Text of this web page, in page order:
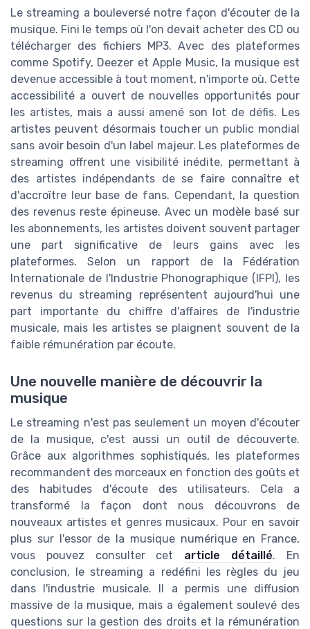
Le streaming a bouleversé notre façon d'écouter de la
musique. Fini le temps où l'on devait acheter des CD ou
télécharger des fichiers MP3. Avec des plateformes
comme Spotify, Deezer et Apple Music, la musique est
devenue accessible à tout moment, n'importe où. Cette
accessibilité a ouvert de nouvelles opportunités pour
les artistes, mais a aussi amené son lot de défis. Les
artistes peuvent désormais toucher un public mondial
sans avoir besoin d'un label majeur. Les plateformes de
streaming offrent une visibilité inédite, permettant à
des artistes indépendants de se faire connaître et
d'accroître leur base de fans. Cependant, la question
des revenus reste épineuse. Avec un modèle basé sur
les abonnements, les artistes doivent souvent partager
une part significative de leurs gains avec les
plateformes. Selon un rapport de la Fédération
Internationale de l'Industrie Phonographique (IFPI), les
revenus du streaming représentent aujourd'hui une
part importante du chiffre d'affaires de l'industrie
musicale, mais les artistes se plaignent souvent de la
faible rémunération par écoute.
Une nouvelle manière de découvrir la
musique
Le streaming n'est pas seulement un moyen d'écouter
de la musique, c'est aussi un outil de découverte.
Grâce aux algorithmes sophistiqués, les plateformes
recommandent des morceaux en fonction des goûts et
des habitudes d'écoute des utilisateurs. Cela a
transformé la façon dont nous découvrons de
nouveaux artistes et genres musicaux. Pour en savoir
plus sur l'essor de la musique numérique en France,
vous pouvez consulter cet article détaillé. En
conclusion, le streaming a redéfini les règles du jeu
dans l'industrie musicale. Il a permis une diffusion
massive de la musique, mais a également soulevé des
questions sur la gestion des droits et la rémunération